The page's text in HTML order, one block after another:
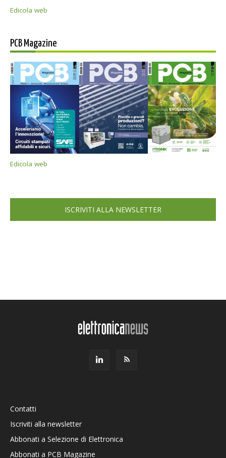
Edicola web
PCB Magazine
Edicola web
ISCRIVITI ALLA NEWSLETTER
Contatti
Iscriviti alla newsletter
Abbonati a Selezione di Elettronica
Abbonati a PCB Magazine